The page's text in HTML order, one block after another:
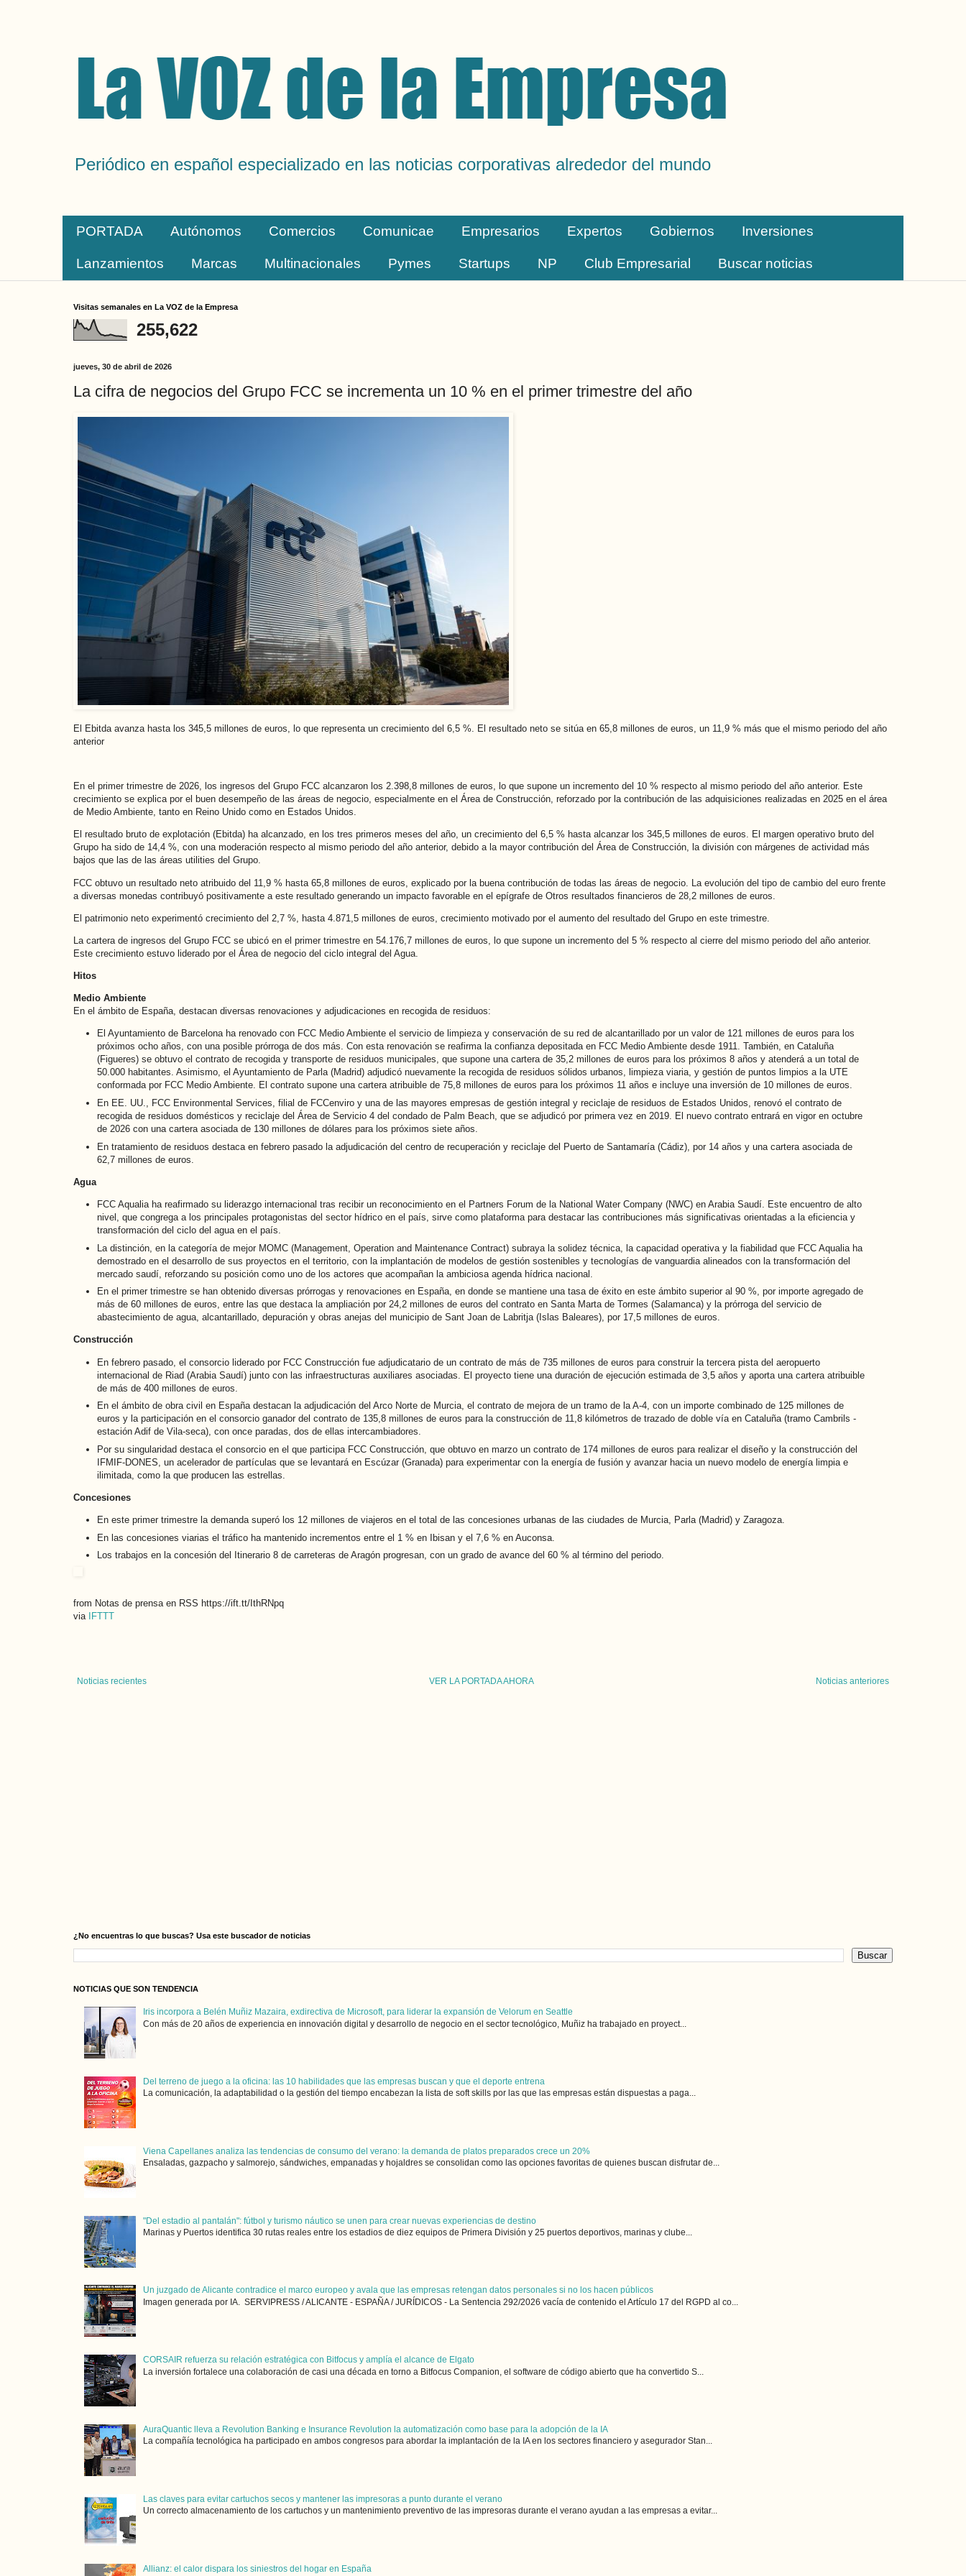
Periódico en español especializado en las noticias corporativas alrededor del mundo
PORTADA Autónomos Comercios Comunicae Empresarios Expertos Gobiernos Inversiones
Lanzamientos Marcas Multinacionales Pymes Startups NP Club Empresarial Buscar noticias
Visitas semanales en La VOZ de la Empresa
255,622
jueves, 30 de abril de 2026
La cifra de negocios del Grupo FCC se incrementa un 10 % en el primer trimestre del año
El Ebitda avanza hasta los 345,5 millones de euros, lo que representa un crecimiento del 6,5 %. El resultado neto se sitúa en 65,8 millones de euros, un 11,9 % más que el mismo periodo del año
anterior
En el primer trimestre de 2026, los ingresos del Grupo FCC alcanzaron los 2.398,8 millones de euros, lo que supone un incremento del 10 % respecto al mismo periodo del año anterior. Este
crecimiento se explica por el buen desempeño de las áreas de negocio, especialmente en el Área de Construcción, reforzado por la contribución de las adquisiciones realizadas en 2025 en el área
de Medio Ambiente, tanto en Reino Unido como en Estados Unidos.
El resultado bruto de explotación (Ebitda) ha alcanzado, en los tres primeros meses del año, un crecimiento del 6,5 % hasta alcanzar los 345,5 millones de euros. El margen operativo bruto del
Grupo ha sido de 14,4 %, con una moderación respecto al mismo periodo del año anterior, debido a la mayor contribución del Área de Construcción, la división con márgenes de actividad más
bajos que las de las áreas utilities del Grupo.
FCC obtuvo un resultado neto atribuido del 11,9 % hasta 65,8 millones de euros, explicado por la buena contribución de todas las áreas de negocio. La evolución del tipo de cambio del euro frente
a diversas monedas contribuyó positivamente a este resultado generando un impacto favorable en el epígrafe de Otros resultados financieros de 28,2 millones de euros.
El patrimonio neto experimentó crecimiento del 2,7 %, hasta 4.871,5 millones de euros, crecimiento motivado por el aumento del resultado del Grupo en este trimestre.
La cartera de ingresos del Grupo FCC se ubicó en el primer trimestre en 54.176,7 millones de euros, lo que supone un incremento del 5 % respecto al cierre del mismo periodo del año anterior.
Este crecimiento estuvo liderado por el Área de negocio del ciclo integral del Agua.
Hitos
Medio Ambiente
En el ámbito de España, destacan diversas renovaciones y adjudicaciones en recogida de residuos:
El Ayuntamiento de Barcelona ha renovado con FCC Medio Ambiente el servicio de limpieza y conservación de su red de alcantarillado por un valor de 121 millones de euros para los
próximos ocho años, con una posible prórroga de dos más. Con esta renovación se reafirma la confianza depositada en FCC Medio Ambiente desde 1911. También, en Cataluña
(Figueres) se obtuvo el contrato de recogida y transporte de residuos municipales, que supone una cartera de 35,2 millones de euros para los próximos 8 años y atenderá a un total de
50.000 habitantes. Asimismo, el Ayuntamiento de Parla (Madrid) adjudicó nuevamente la recogida de residuos sólidos urbanos, limpieza viaria, y gestión de puntos limpios a la UTE
conformada por FCC Medio Ambiente. El contrato supone una cartera atribuible de 75,8 millones de euros para los próximos 11 años e incluye una inversión de 10 millones de euros.
En EE. UU., FCC Environmental Services, filial de FCCenviro y una de las mayores empresas de gestión integral y reciclaje de residuos de Estados Unidos, renovó el contrato de
recogida de residuos domésticos y reciclaje del Área de Servicio 4 del condado de Palm Beach, que se adjudicó por primera vez en 2019. El nuevo contrato entrará en vigor en octubre
de 2026 con una cartera asociada de 130 millones de dólares para los próximos siete años.
En tratamiento de residuos destaca en febrero pasado la adjudicación del centro de recuperación y reciclaje del Puerto de Santamaría (Cádiz), por 14 años y una cartera asociada de
62,7 millones de euros.
Agua
FCC Aqualia ha reafirmado su liderazgo internacional tras recibir un reconocimiento en el Partners Forum de la National Water Company (NWC) en Arabia Saudí. Este encuentro de alto
nivel, que congrega a los principales protagonistas del sector hídrico en el país, sirve como plataforma para destacar las contribuciones más significativas orientadas a la eficiencia y
transformación del ciclo del agua en el país.
La distinción, en la categoría de mejor MOMC (Management, Operation and Maintenance Contract) subraya la solidez técnica, la capacidad operativa y la fiabilidad que FCC Aqualia ha
demostrado en el desarrollo de sus proyectos en el territorio, con la implantación de modelos de gestión sostenibles y tecnologías de vanguardia alineados con la transformación del
mercado saudí, reforzando su posición como uno de los actores que acompañan la ambiciosa agenda hídrica nacional.
En el primer trimestre se han obtenido diversas prórrogas y renovaciones en España, en donde se mantiene una tasa de éxito en este ámbito superior al 90 %, por importe agregado de
más de 60 millones de euros, entre las que destaca la ampliación por 24,2 millones de euros del contrato en Santa Marta de Tormes (Salamanca) y la prórroga del servicio de
abastecimiento de agua, alcantarillado, depuración y obras anejas del municipio de Sant Joan de Labritja (Islas Baleares), por 17,5 millones de euros.
Construcción
En febrero pasado, el consorcio liderado por FCC Construcción fue adjudicatario de un contrato de más de 735 millones de euros para construir la tercera pista del aeropuerto
internacional de Riad (Arabia Saudí) junto con las infraestructuras auxiliares asociadas. El proyecto tiene una duración de ejecución estimada de 3,5 años y aporta una cartera atribuible
de más de 400 millones de euros.
En el ámbito de obra civil en España destacan la adjudicación del Arco Norte de Murcia, el contrato de mejora de un tramo de la A-4, con un importe combinado de 125 millones de
euros y la participación en el consorcio ganador del contrato de 135,8 millones de euros para la construcción de 11,8 kilómetros de trazado de doble vía en Cataluña (tramo Cambrils -
estación Adif de Vila-seca), con once paradas, dos de ellas intercambiadores.
Por su singularidad destaca el consorcio en el que participa FCC Construcción, que obtuvo en marzo un contrato de 174 millones de euros para realizar el diseño y la construcción del
IFMIF-DONES, un acelerador de partículas que se levantará en Escúzar (Granada) para experimentar con la energía de fusión y avanzar hacia un nuevo modelo de energía limpia e
ilimitada, como la que producen las estrellas.
Concesiones
En este primer trimestre la demanda superó los 12 millones de viajeros en el total de las concesiones urbanas de las ciudades de Murcia, Parla (Madrid) y Zaragoza.
En las concesiones viarias el tráfico ha mantenido incrementos entre el 1 % en Ibisan y el 7,6 % en Auconsa.
Los trabajos en la concesión del Itinerario 8 de carreteras de Aragón progresan, con un grado de avance del 60 % al término del periodo.
from Notas de prensa en RSS https://ift.tt/IthRNpq
via
IFTTT
Noticias recientes Noticias anteriores
VER LA PORTADA AHORA
¿No encuentras lo que buscas? Usa este buscador de noticias
NOTICIAS QUE SON TENDENCIA
Iris incorpora a Belén Muñiz Mazaira, exdirectiva de Microsoft, para liderar la expansión de Velorum en Seattle
Con más de 20 años de experiencia en innovación digital y desarrollo de negocio en el sector tecnológico, Muñiz ha trabajado en proyect...
Del terreno de juego a la oficina: las 10 habilidades que las empresas buscan y que el deporte entrena
La comunicación, la adaptabilidad o la gestión del tiempo encabezan la lista de soft skills por las que las empresas están dispuestas a paga...
Viena Capellanes analiza las tendencias de consumo del verano: la demanda de platos preparados crece un 20%
Ensaladas, gazpacho y salmorejo, sándwiches, empanadas y hojaldres se consolidan como las opciones favoritas de quienes buscan disfrutar de...
"Del estadio al pantalán": fútbol y turismo náutico se unen para crear nuevas experiencias de destino
Marinas y Puertos identifica 30 rutas reales entre los estadios de diez equipos de Primera División y 25 puertos deportivos, marinas y clube...
Un juzgado de Alicante contradice el marco europeo y avala que las empresas retengan datos personales si no los hacen públicos
Imagen generada por IA. SERVIPRESS / ALICANTE - ESPAÑA / JURÍDICOS - La Sentencia 292/2026 vacía de contenido el Artículo 17 del RGPD al co...
CORSAIR refuerza su relación estratégica con Bitfocus y amplía el alcance de Elgato
La inversión fortalece una colaboración de casi una década en torno a Bitfocus Companion, el software de código abierto que ha convertido S...
AuraQuantic lleva a Revolution Banking e Insurance Revolution la automatización como base para la adopción de la IA
La compañía tecnológica ha participado en ambos congresos para abordar la implantación de la IA en los sectores financiero y asegurador Stan...
Las claves para evitar cartuchos secos y mantener las impresoras a punto durante el verano
Un correcto almacenamiento de los cartuchos y un mantenimiento preventivo de las impresoras durante el verano ayudan a las empresas a evitar...
Allianz: el calor dispara los siniestros del hogar en España